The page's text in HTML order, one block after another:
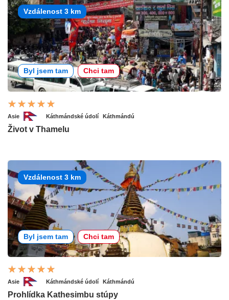
Vzdálenost 3 km
Byl jsem tam Chci tam
Asie Káthmándské údolí Káthmándú
Život v Thamelu
Vzdálenost 3 km
Byl jsem tam Chci tam
Asie Káthmándské údolí Káthmándú
Prohlídka Kathesimbu stúpy